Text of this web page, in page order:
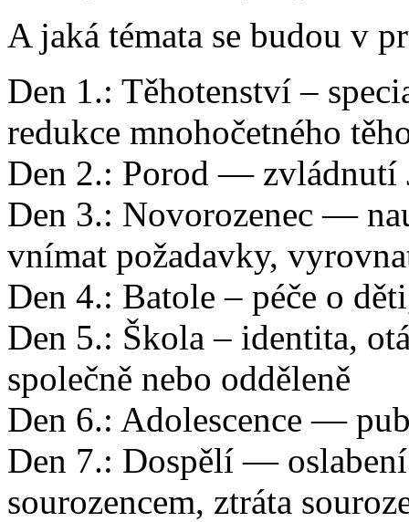
A jaká témata se budou v
Den 1.: Těhotenství –
redukce mnohočetného
Den 2.: Porod — zvládnutí
Den 3.: Novorozenec —
vnímat požadavky,
Den 4.: Batole – péče o
Den 5.: Škola – identita,
společně nebo odděleně
Den 6.: Adolescence —
Den 7.: Dospělí — oslabení
sourozencem, ztráta